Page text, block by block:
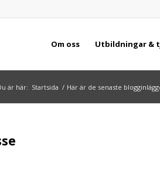
Om oss Utbildningar &
är här: Startsida / Här är de senaste